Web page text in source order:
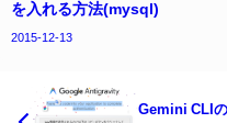
を入れる方法(mysql)
2015-12-13
Gemini CLI